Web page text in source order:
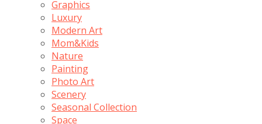
Graphics
Luxury
Modern Art
Mom&Kids
Nature
Painting
Photo Art
Scenery
Seasonal Collection
Space